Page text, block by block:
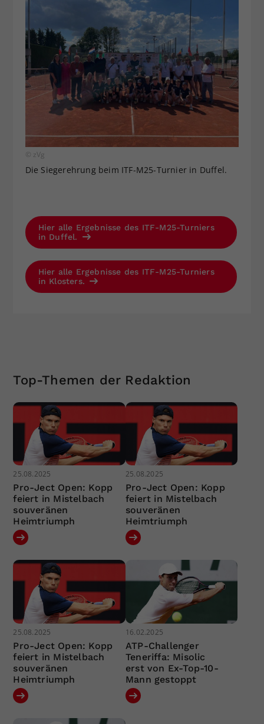
© zVg
Die Siegerehrung beim ITF-M25-Turnier in Duffel.
Hier alle Ergebnisse des ITF-M25-Turniers
in Duffel.
Hier alle Ergebnisse des ITF-M25-Turniers
in Klosters.
Top-Themen der Redaktion
25.08.2025
Pro-Ject Open: Kopp
feiert in Mistelbach
souveränen
Heimtriumph
25.08.2025
Pro-Ject Open: Kopp
feiert in Mistelbach
souveränen
Heimtriumph
25.08.2025
Pro-Ject Open: Kopp
feiert in Mistelbach
souveränen
Heimtriumph
16.02.2025
ATP-Challenger
Teneriffa: Misolic
erst von Ex-Top-10-
Mann gestoppt